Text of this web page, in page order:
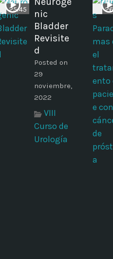
25:45
nic
Bladder
Revisite
d
Posted on
29
noviembre,
2022
VIII
Curso de
Urología